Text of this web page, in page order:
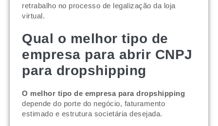
retrabalho no processo de legalização da loja
virtual.
Qual o melhor tipo de
empresa para abrir CNPJ
para dropshipping
O melhor tipo de empresa para dropshipping
depende do porte do negócio, faturamento
estimado e estrutura societária desejada.